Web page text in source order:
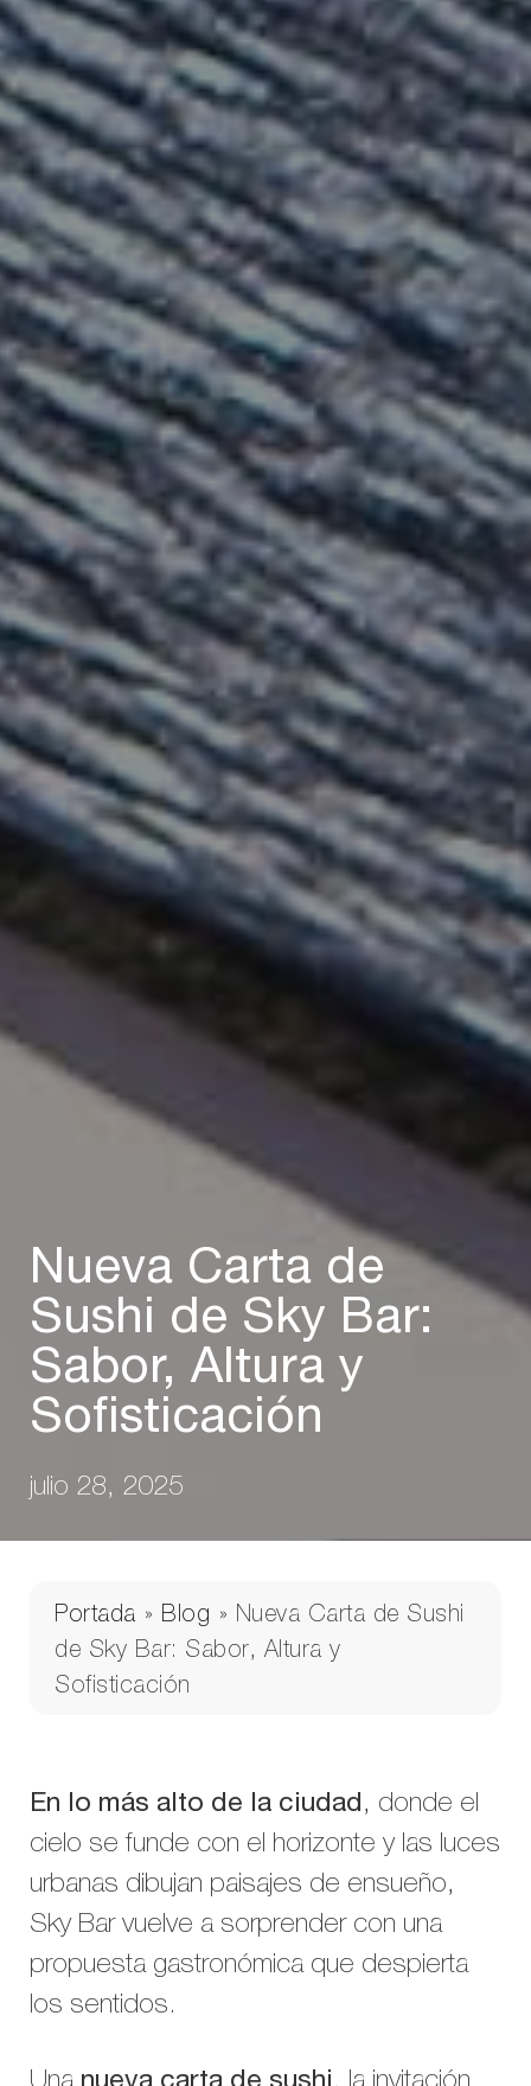
Nueva Carta de
Sushi de Sky Bar:
Sabor, Altura y
Sofisticación
julio 28, 2025
Portada » Blog » Nueva Carta de Sushi
de Sky Bar: Sabor, Altura y
Sofisticación
En lo más alto de la ciudad, donde el
cielo se funde con el horizonte y las luces
urbanas dibujan paisajes de ensueño,
Sky Bar vuelve a sorprender con una
propuesta gastronómica que despierta
los sentidos.